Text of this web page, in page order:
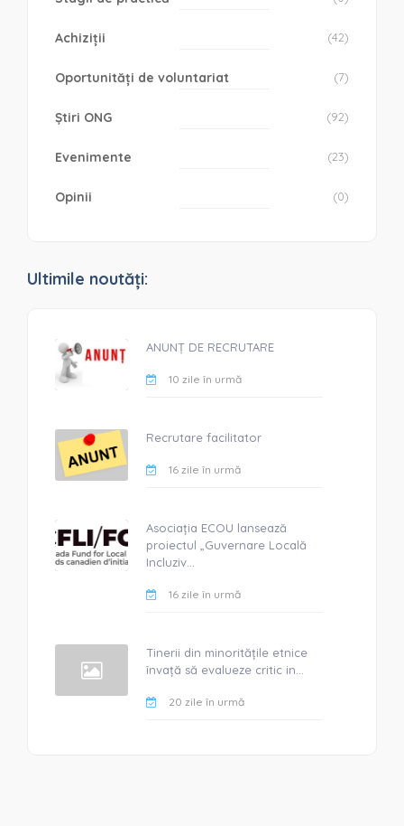
Achiziții (42)
Oportunități de voluntariat (7)
Știri ONG (92)
Evenimente (23)
Opinii (0)
Ultimile noutăți:
ANUNȚ DE RECRUTARE
10 zile în urmă
Recrutare facilitator
16 zile în urmă
Asociația ECOU lansează
proiectul „Guvernare Locală
Incluziv...
16 zile în urmă
Tinerii din minoritățile etnice
învață să evalueze critic in...
20 zile în urmă